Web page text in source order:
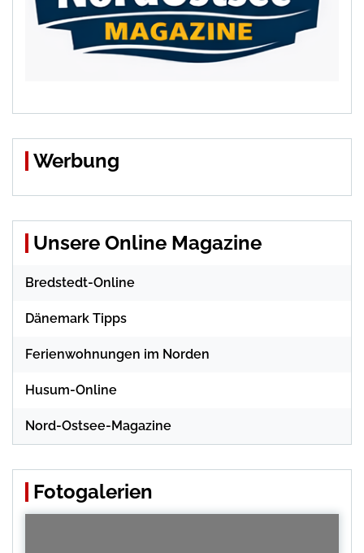
Werbung
Unsere Online Magazine
Bredstedt-Online
Dänemark Tipps
Ferienwohnungen im Norden
Husum-Online
Nord-Ostsee-Magazine
Fotogalerien